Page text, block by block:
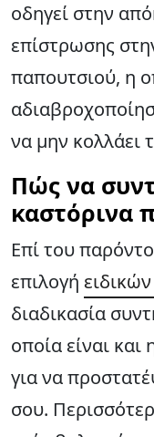
οδηγεί στην
επίστρωσης
παπουτσιού, η
να μην κολλάει
Πώς να
καστόρινα
Επί του
επιλογή
διαδικασία
οποία είναι
για να
σου.